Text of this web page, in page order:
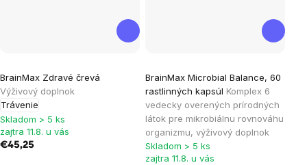
BrainMax Zdravé črevá
Výživový doplnok
Trávenie
hodnotenie
produktu
je
5,0
z
Skladom > 5 ks
zajtra 11.8. u vás
€45,25
BrainMax Microbial Balance, 60
rastlinných kapsúl Komplex 6
vedecky overených prírodných
látok pre mikrobiálnu rovnováhu
organizmu, výživový doplnok
Skladom > 5 ks
zajtra 11.8. u vás